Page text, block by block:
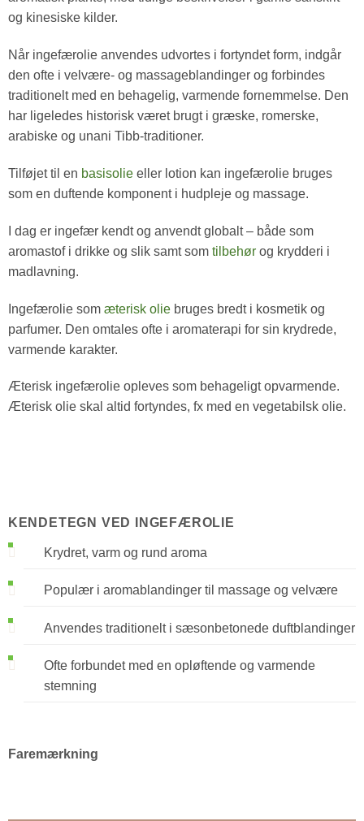
og kinesiske kilder.
Når ingefærolie anvendes udvortes i fortyndet form, indgår
den ofte i velvære- og massageblandinger og forbindes
traditionelt med en behagelig, varmende fornemmelse. Den
har ligeledes historisk været brugt i græske, romerske,
arabiske og unani Tibb-traditioner.
Tilføjet til en basisolieeller lotion kan ingefærolie bruges
som en duftende komponent i hudpleje og massage.
I dag er ingefær kendt og anvendt globalt – både som
aromastof i drikke og slik samt som tilbehørog krydderi i
madlavning.
Ingefærolie som æterisk oliebruges bredt i kosmetik og
parfumer. Den omtales ofte i aromaterapi for sin krydrede,
varmende karakter.
Æterisk ingefærolie opleves som behageligt opvarmende.
Æterisk olie skal altid fortyndes, fx med en vegetabilsk olie.
KENDETEGN VED INGEFÆROLIE
Krydret, varm og rund aroma
Populær i aromablandinger til massage og velvære
Anvendes traditionelt i sæsonbetonede duftblandinger
Ofte forbundet med en opløftende og varmende
stemning
Faremærkning